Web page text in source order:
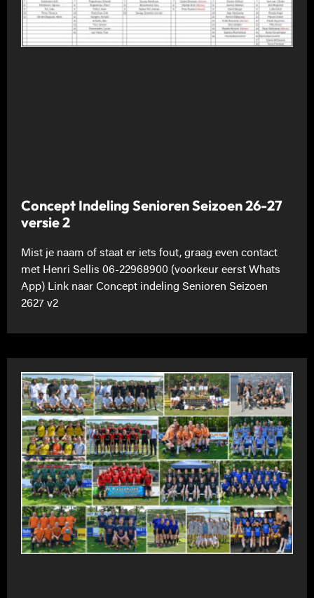
Concept Indeling Senioren Seizoen 26-27
versie 2
Mist je naam of staat er iets fout, graag even contact
met Henri Sellis 06-22968900 (voorkeur eerst Whats
App) Link naar Concept indeling Senioren Seizoen
2627 v2